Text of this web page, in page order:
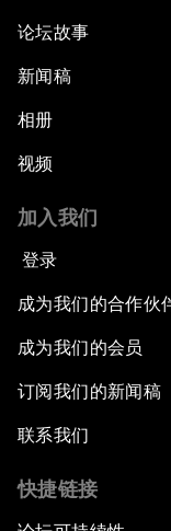
论坛故事
新闻稿
相册
视频
加入我们
登录
成为我们的合作伙
成为我们的会员
订阅我们的新闻稿
联系我们
快捷链接